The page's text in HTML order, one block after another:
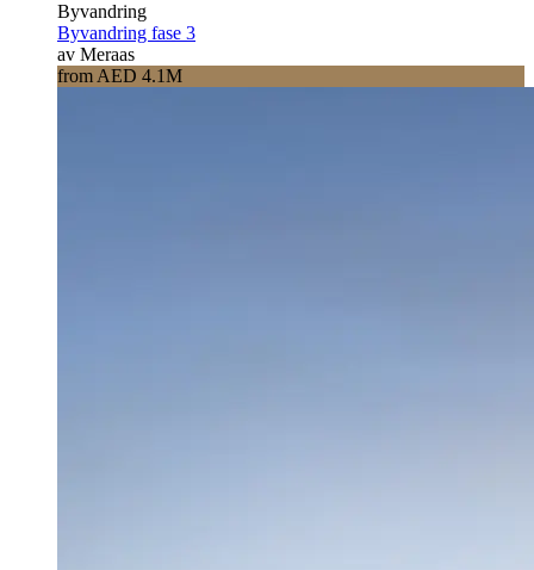
Byvandring
Byvandring fase 3
av Meraas
from AED 4.1M